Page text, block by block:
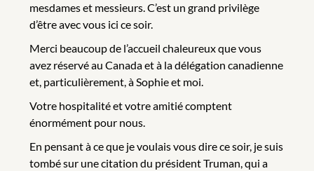
mesdames et messieurs. C’est un grand privilège
d’être avec vous ici ce soir.
Merci beaucoup de l’accueil chaleureux que vous
avez réservé au Canada et à la délégation canadienne
et, particulièrement, à Sophie et moi.
Votre hospitalité et votre amitié comptent
énormément pour nous.
En pensant à ce que je voulais vous dire ce soir, je suis
tombé sur une citation du président Truman, qui a